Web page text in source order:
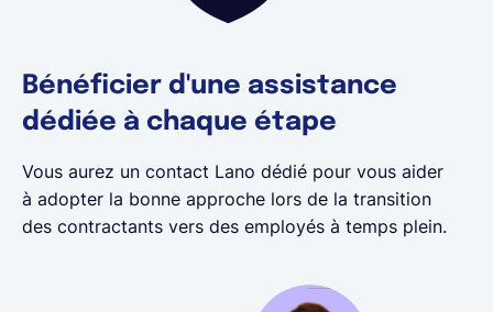
Bénéficier d'une assistance
dédiée à chaque étape
Vous aurez un contact Lano dédié pour vous aider
à adopter la bonne approche lors de la transition
des contractants vers des employés à temps plein.